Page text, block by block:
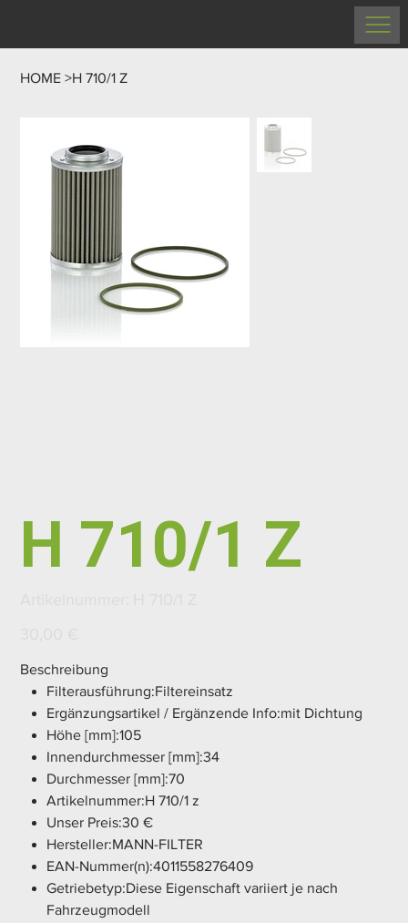
HOME >H 710/1 Z
H 710/1 Z
Beschreibung
Filterausführung:Filtereinsatz
Ergänzungsartikel / Ergänzende Info:mit Dichtung
Höhe [mm]:105
Innendurchmesser [mm]:34
Durchmesser [mm]:70
Artikelnummer:H 710/1 z
Unser Preis:30 €
Hersteller:MANN-FILTER
EAN-Nummer(n):4011558276409
Getriebetyp:Diese Eigenschaft variiert je nach
Fahrzeugmodell